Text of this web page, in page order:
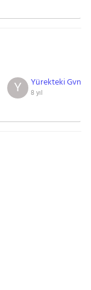
Yürekteki Gvn
8 yıl
Y